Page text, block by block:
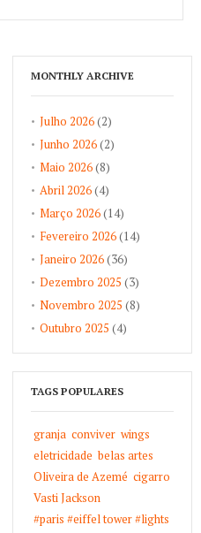
MONTHLY ARCHIVE
Julho 2026(2)
Junho 2026(2)
Maio 2026(8)
Abril 2026(4)
Março 2026(14)
Fevereiro 2026(14)
Janeiro 2026(36)
Dezembro 2025 (3)
Novembro 2025 (8)
Outubro 2025 (4)
TAGS POPULARES
granja conviver wings
eletricidade belas artes
Oliveira de Azemé cigarro
Vasti Jackson
#paris #eiffel tower #lights